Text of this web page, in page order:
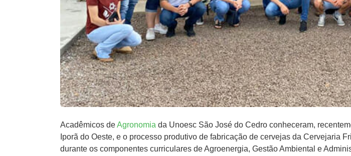
Acadêmicos deAgronomia da Unoesc São José do Cedro conheceram,
Iporã do Oeste, e o processo produtivo de fabricação de cervejas da Cervejaria
durante os componentes curriculares de Agroenergia, Gestão Ambiental e